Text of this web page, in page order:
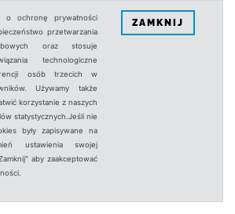
o ochronę prywatności
przetwarzania
oraz stosuje
technologiczne
osób trzecich w
Używamy także
korzystanie z naszych
statystycznych.Jeśli nie
były zapisywane na
ustawienia swojej
aby zaakceptować
ZAMKNIJ